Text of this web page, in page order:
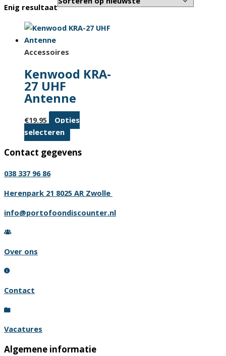
Enig resultaat
Accessoires
Kenwood KRA-
27 UHF
Antenne
€19.95
Opties
selecteren Dit
product
heeft
Deze
kan
Contact gegevens
038 337 96 86
Herenpark 21 8025 AR Zwolle
info@portofoondiscounter.nl
Over ons
Contact
Vacatures
Algemene informatie